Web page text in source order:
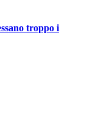
troppo i